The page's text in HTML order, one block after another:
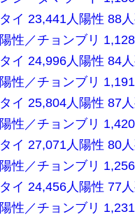
タイ 23,441人陽性 88
陽性／チョンブリ
タイ 24,996人陽性 84
陽性／チョンブリ
タイ 25,804人陽性 87
陽性／チョンブリ
タイ 27,071人陽性 80
陽性／チョンブリ
タイ 24,456人陽性 77
陽性／チョンブリ